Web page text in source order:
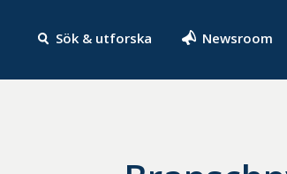
Sök & utforska Newsroom